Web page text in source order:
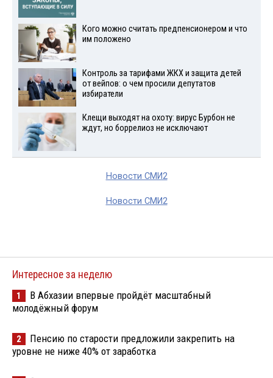
Кого можно считать предпенсионером и что
им положено
Контроль за тарифами ЖКХ и защита детей
от вейпов: о чем просили депутатов
избиратели
Клещи выходят на охоту: вирус Бурбон не
ждут, но боррелиоз не исключают
Новости СМИ2
Новости СМИ2
Интересное за неделю
1
В Абхазии впервые пройдёт масштабный
молодёжный форум
2
Пенсию по старости предложили закрепить на
уровне не ниже 40% от заработка